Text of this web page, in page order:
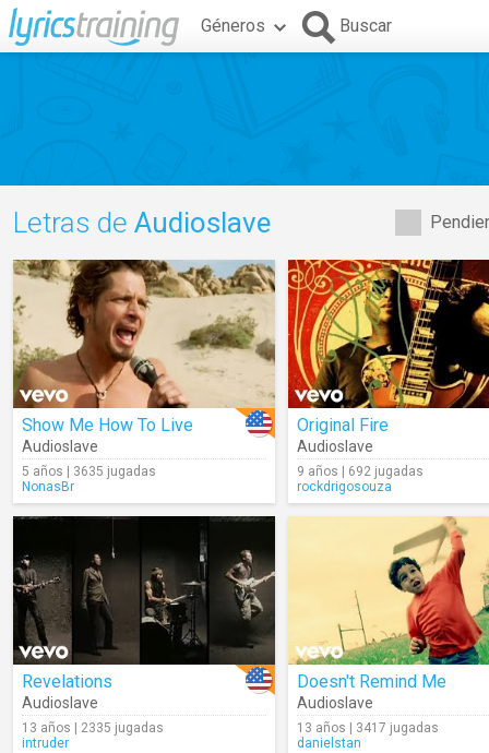
Géneros Buscar
Letras de Audioslave
Show Me How To Live
Audioslave
5 años | 3635 jugadas
NonasBr
Original Fire
Audioslave
9 años | 692 jugadas
rockdrigosouza
Revelations
Audioslave
13 años | 2335 jugadas
intruder
Doesn't Remind Me
Audioslave
13 años | 3417 jugadas
danielstan